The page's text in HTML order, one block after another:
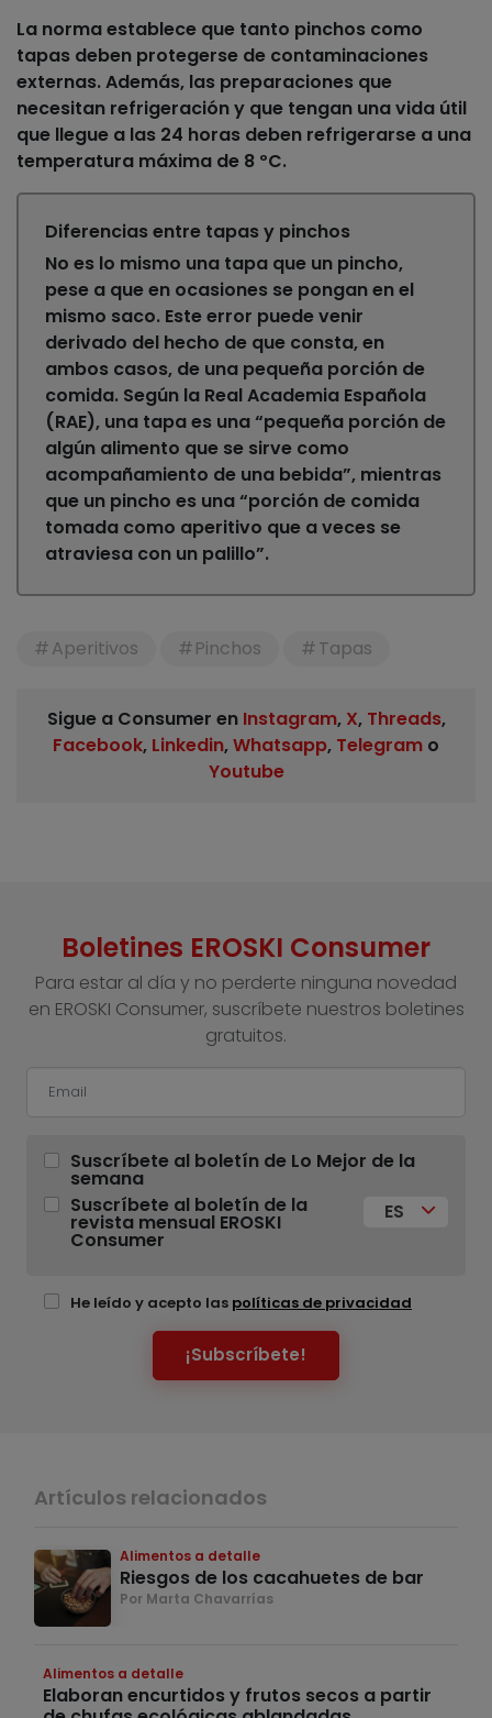
La norma establece que tanto pinchos como
tapas deben protegerse de contaminaciones
externas. Además, las preparaciones que
necesitan refrigeración y que tengan una vida útil
que llegue a las 24 horas deben refrigerarse a una
temperatura máxima de 8 ºC.
Diferencias entre tapas y pinchos
No es lo mismo una tapa que un pincho,
pese a que en ocasiones se pongan en el
mismo saco. Este error puede venir
derivado del hecho de que consta, en
ambos casos, de una pequeña porción de
comida. Según la Real Academia Española
(RAE), una tapa es una “pequeña porción de
algún alimento que se sirve como
acompañamiento de una bebida”, mientras
que un pincho es una “porción de comida
tomada como aperitivo que a veces se
atraviesa con un palillo”.
Aperitivos Pinchos Tapas
Sigue a Consumer en Instagram, X, Threads,
Facebook, Linkedin,Whatsapp, Telegram o
Youtube
Boletines EROSKI Consumer
Para estar al día y no perderte ninguna novedad
en EROSKI Consumer, suscríbete nuestros boletines
gratuitos.
Suscríbete al boletín de Lo Mejor de la
semana
Suscríbete al boletín de la
revista mensual EROSKI
Consumer
ES
He leído y acepto las políticas de privacidad
¡Subscríbete!
Artículos relacionados
Alimentos a detalle
Riesgos de los cacahuetes de bar
Por Marta Chavarrías
Alimentos a detalle
Elaboran encurtidos y frutos secos a partir